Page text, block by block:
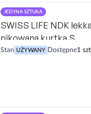
JEDYNA SZTUKA
SWISS LIFE NDK
pikowana kurtka S
Stan UŻYWANY Dostępne1